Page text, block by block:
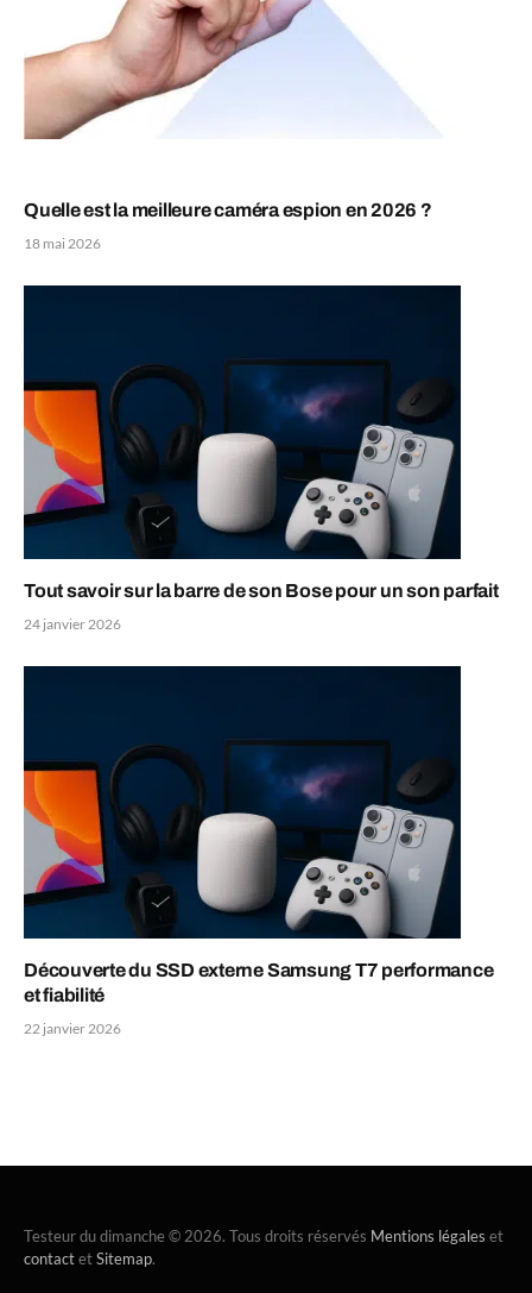
Quelle est la meilleure caméra espion en 2026 ?
18 mai 2026
Tout savoir sur la barre de son Bose pour un son parfait
24 janvier 2026
Découverte du SSD externe Samsung T7 performance
et fiabilité
22 janvier 2026
Testeur du dimanche © 2026. Tous droits réservés Mentions légales et
contactetSitemap.